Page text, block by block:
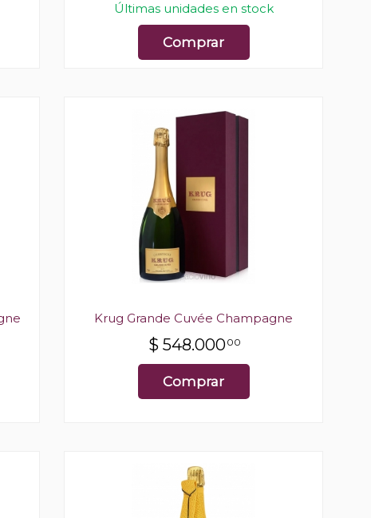
Últimas unidades en stock
Comprar
Krug Grande Cuvée Champagne
$ 548.00000
Comprar